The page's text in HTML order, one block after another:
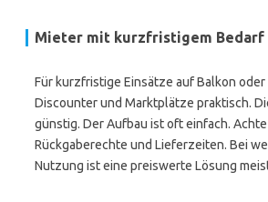
Mieter mit kurzfristigem Bedarf
Für kurzfristige Einsätze auf Balkon oder
Discounter und Marktplätze praktisch.
günstig. Der Aufbau ist oft einfach.
Rückgaberechte und Lieferzeiten. Bei
Nutzung ist eine preiswerte Lösung